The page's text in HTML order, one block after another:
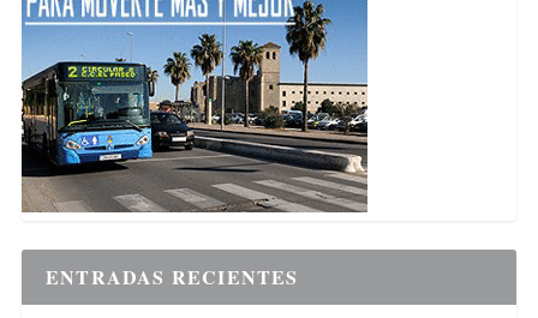
ENTRADAS RECIENTES